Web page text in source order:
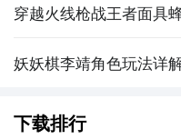
穿越火线枪战王者面具
妖妖棋李靖角色玩法详
下载排行